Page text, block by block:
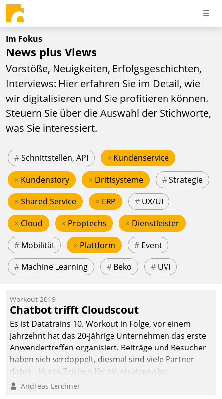
Im Fokus
News plus Views
Vorstöße, Neuigkeiten, Erfolgsgeschichten,
Interviews: Hier erfahren Sie im Detail, wie
wir digitalisieren und Sie profitieren können.
Steuern Sie über die Auswahl der Stichworte,
was Sie interessiert.
#Schnittstellen, API × Kundenservice
× Kundenstory × Drittsysteme #Strategie
× Shared Service × ERP # UX/UI
× Cloud × Proptechs × Dienstleister
# Mobilität × Plattform # Event
# Machine Learning # Beko # UVI
Workout 2019
Chatbot trifft Cloudscout
Es ist Datatrains 10. Workout in Folge, vor einem
Jahrzehnt hat das 20-jährige Unternehmen das erste
Anwendertreffen organisiert. Beiträge und Besucher
haben sich verdoppelt, diesmal sind viele Partner
dabei – klares Zeichen für die strategische
Fokussierung auf den Kunden.
Andreas Lerchner